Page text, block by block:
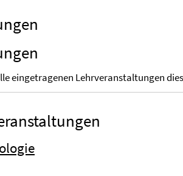
eingetragenen Lehrveranstaltungen